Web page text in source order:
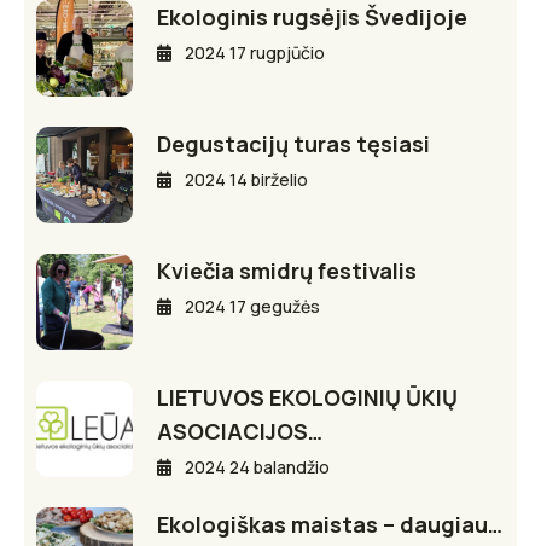
Ekologinis rugsėjis Švedijoje
2024 17 rugpjūčio
Degustacijų turas tęsiasi
2024 14 birželio
Kviečia smidrų festivalis
2024 17 gegužės
LIETUVOS EKOLOGINIŲ ŪKIŲ
ASOCIACIJOS…
2024 24 balandžio
Ekologiškas maistas – daugiau…